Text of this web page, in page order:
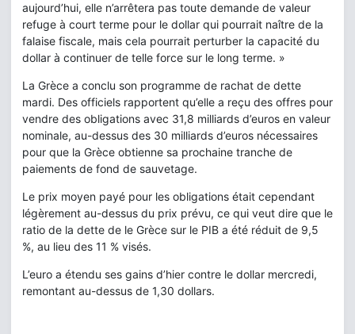
aujourd’hui, elle n’arrêtera pas toute demande de valeur
refuge à court terme pour le dollar qui pourrait naître de la
falaise fiscale, mais cela pourrait perturber la capacité du
dollar à continuer de telle force sur le long terme. »
La Grèce a conclu son programme de rachat de dette
mardi. Des officiels rapportent qu’elle a reçu des offres pour
vendre des obligations avec 31,8 milliards d’euros en valeur
nominale, au-dessus des 30 milliards d’euros nécessaires
pour que la Grèce obtienne sa prochaine tranche de
paiements de fond de sauvetage.
Le prix moyen payé pour les obligations était cependant
légèrement au-dessus du prix prévu, ce qui veut dire que le
ratio de la dette de le Grèce sur le PIB a été réduit de 9,5
%, au lieu des 11 % visés.
L’euro a étendu ses gains d’hier contre le dollar mercredi,
remontant au-dessus de 1,30 dollars.